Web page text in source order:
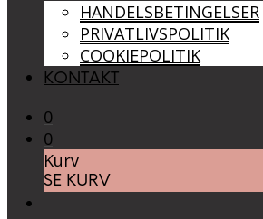
HANDELSBETINGELSER
PRIVATLIVSPOLITIK
COOKIEPOLITIK
KONTAKT
0
0
Kurv
SE KURV